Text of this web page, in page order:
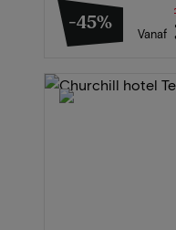
-45% Vanaf